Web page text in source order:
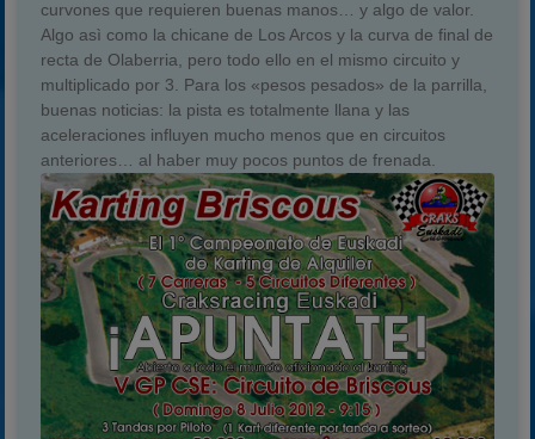
curvones que requieren buenas manos… y algo de valor.
Algo asì como la chicane de Los Arcos y la curva de final de
recta de Olaberria, pero todo ello en el mismo circuito y
multiplicado por 3. Para los «pesos pesados» de la parrilla,
buenas noticias: la pista es totalmente llana y las
aceleraciones influyen mucho menos que en circuitos
anteriores… al haber muy pocos puntos de frenada.